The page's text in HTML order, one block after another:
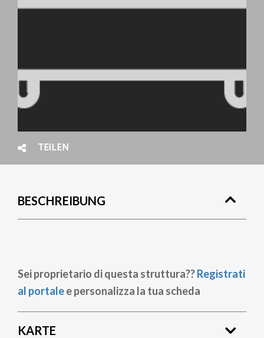
TEILEN
BESCHREIBUNG
Sei proprietario di questa struttura??Registrati
al portalee personalizza la tua scheda
KARTE